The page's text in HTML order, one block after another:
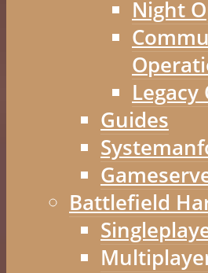
Night
Guides
Battlefield